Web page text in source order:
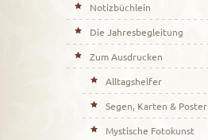
Notizbüchlein
Die Jahresbegleitung
Zum Ausdrucken
Alltagshelfer
Segen, Karten & Poster
Mystische Fotokunst